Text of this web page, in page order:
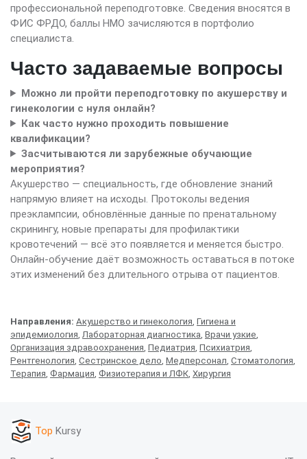
профессиональной переподготовке. Сведения вносятся в
ФИС ФРДО, баллы НМО зачисляются в портфолио
специалиста.
Часто задаваемые вопросы
Можно ли пройти переподготовку по акушерству и
гинекологии с нуля онлайн?
Как часто нужно проходить повышение
квалификации?
Засчитываются ли зарубежные обучающие
мероприятия?
Акушерство — специальность, где обновление знаний
напрямую влияет на исходы. Протоколы ведения
преэклампсии, обновлённые данные по пренатальному
скринингу, новые препараты для профилактики
кровотечений — всё это появляется и меняется быстро.
Онлайн-обучение даёт возможность оставаться в потоке
этих изменений без длительного отрыва от пациентов.
Направления: Акушерство и гинекология Гигиена и
эпидемиология Лабораторная диагностика Врачи узкие
Организация здравоохранения Педиатрия Психиатрия
Рентгенология Сестринское дело Медперсонал Стоматология
Терапия Фармация Физиотерапия и ЛФК Хирургия
Top Kursy